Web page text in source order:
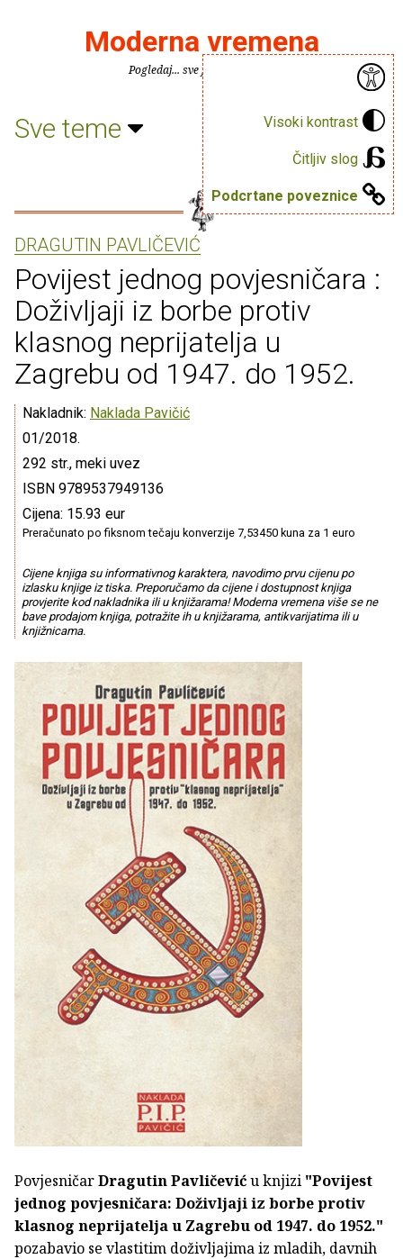
Visoki kontrast
Čitljiv slog
Podcrtane poveznice
Moderna vremena
Pogledaj... sve je puno knjiga.
Sve teme
DRAGUTIN PAVLIČEVIĆ
Povijest jednog povjesničara :
Doživljaji iz borbe protiv
klasnog neprijatelja u
Zagrebu od 1947. do 1952.
Nakladnik: Naklada Pavičić
01/2018.
292 str., meki uvez
ISBN 9789537949136
Cijena: 15.93 eur
Preračunato po fiksnom tečaju konverzije 7,53450 kuna za 1 euro
Cijene knjiga su informativnog karaktera, navodimo prvu cijenu po
izlasku knjige iz tiska. Preporučamo da cijene i dostupnost knjiga
provjerite kod nakladnika ili u knjižarama! Moderna vremena više se ne
bave prodajom knjiga, potražite ih u knjižarama, antikvarijatima ili u
knjižnicama.
PovjesničarDragutin Pavličeviću knjizi "Povijest
jednog povjesničara: Doživljaji iz borbe protiv
klasnog neprijatelja u Zagrebu od 1947. do 1952."
pozabavio se vlastitim doživljajima iz mladih, davnih